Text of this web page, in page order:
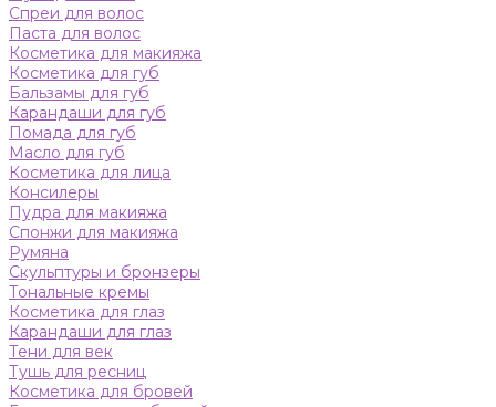
Спреи для волос
Паста для волос
Косметика для макияжа
Косметика для губ
Бальзамы для губ
Карандаши для губ
Помада для губ
Масло для губ
Косметика для лица
Консилеры
Пудра для макияжа
Спонжи для макияжа
Румяна
Скульптуры и бронзеры
Тональные кремы
Косметика для глаз
Карандаши для глаз
Тени для век
Тушь для ресниц
Косметика для бровей